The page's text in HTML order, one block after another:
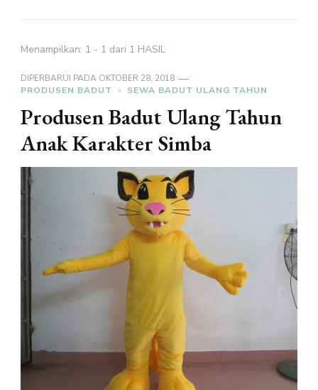
Menampilkan: 1 - 1 dari 1 HASIL
DIPERBARUI PADA OKTOBER 28, 2018
PRODUSEN BADUT
SEWA BADUT ULANG TAHUN
Produsen Badut Ulang Tahun
Anak Karakter Simba